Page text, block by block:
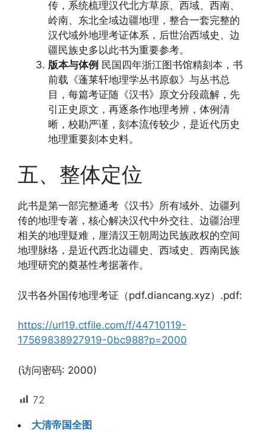
传，系统梳理汉代北方草原、西域、西南、
岭南、东北全域边疆地理，整合一套完整的
汉代域外地理考证体系，后世治西域史、边
疆民族史多以此书为重要参考。
版本与体例 民国四年浙江图书馆精刻本，书
前载《蓬莱轩地理学丛书原叙》与丛书总
目，每篇考证随《汉书》原文分段疏解，先
引正史原文，再逐条作地理考辨，体例清
晰，校勘严谨，刻本流传较少，是近代历史
地理重要刻本史料。
五、整体定位
此书是第一部完整通考《汉书》所有域外、边疆列
传的地理专著，核心解决汉代中外交往、边疆治理
相关的地理疑难，厘清汉王朝周边民族政权的空间
地理脉络，是近代西北边疆史、西域史、西南民族
地理研究的奠基性考据著作。
汉书各外国传地理考证（pdf.diancang.xyz）.pdf:
https://url19.ctfile.com/f/44710119-
17569838927919-0bc988?p=2000
(访问密码: 2000)
72
大清帝国全图